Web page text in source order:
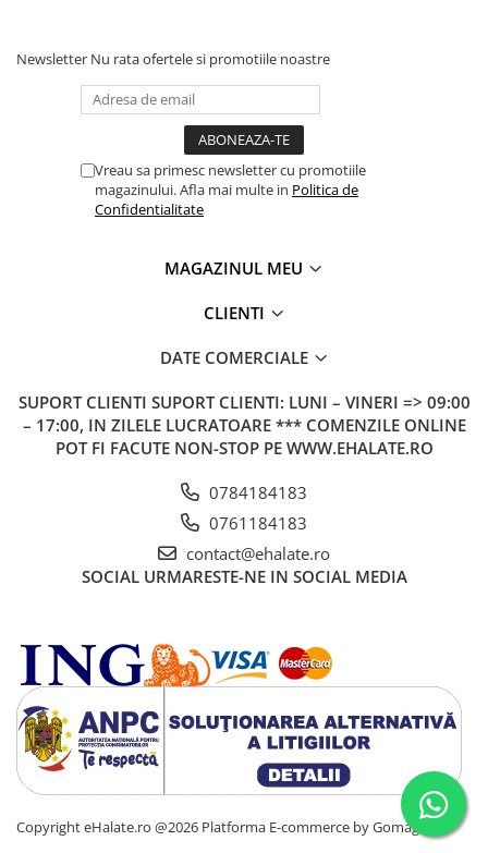
Newsletter Nu rata ofertele si promotiile noastre
Vreau sa primesc newsletter cu promotiile
magazinului. Afla mai multe in Politica de
Confidentialitate
MAGAZINUL MEU
CLIENTI
DATE COMERCIALE
SUPORT CLIENTI SUPORT CLIENTI: LUNI – VINERI => 09:00
– 17:00, IN ZILELE LUCRATOARE *** COMENZILE ONLINE
POT FI FACUTE NON-STOP PE WWW.EHALATE.RO
0784184183
0761184183
contact@ehalate.ro
SOCIAL URMARESTE-NE IN SOCIAL MEDIA
Copyright eHalate.ro @2026 Platforma E-commerce by Gomag